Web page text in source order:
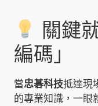
家庭水電修繕
窗簾 窗飾
關鍵
編碼」
當忠碁科技抵達現
的專業知識，一眼